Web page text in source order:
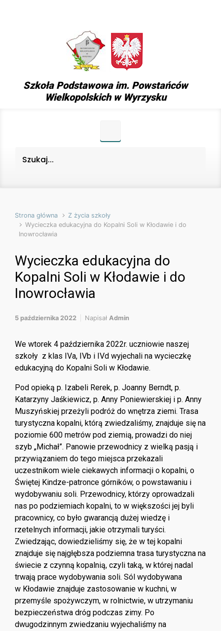
Szkoła Podstawowa im. Powstańców
Wielkopolskich w Wyrzysku
Strona główna
Z życia szkoły
Wycieczka edukacyjna do Kopalni Soli w Kłodawie i do
Inowrocławia
Wycieczka edukacyjna do
Kopalni Soli w Kłodawie i do
Inowrocławia
5 października 2022 Napisał Admin
We wtorek 4 października 2022r. uczniowie naszej
szkoły z klas IVa, IVb i IVd wyjechali na wycieczkę
edukacyjną do Kopalni Soli w Kłodawie.
Pod opieką p. Izabeli Rerek, p. Joanny Berndt, p.
Katarzyny Jaśkiewicz, p. Anny Poniewierskiej i p. Anny
Muszyńskiej przeżyli podróż do wnętrza ziemi. Trasa
turystyczna kopalni, którą zwiedzaliśmy, znajduje się na
poziomie 600 metrów pod ziemią, prowadzi do niej
szyb „Michał”. Panowie przewodnicy z wielką pasją i
przywiązaniem do tego miejsca przekazali
uczestnikom wiele ciekawych informacji o kopalni, o
Świętej Kindze-patronce górników, o powstawaniu i
wydobywaniu soli. Przewodnicy, którzy oprowadzali
nas po podziemiach kopalni, to w większości jej byli
pracownicy, co było gwarancją dużej wiedzę i
rzetelnych informacji, jakie otrzymali turyści.
Zwiedzając, dowiedzieliśmy się, że w tej kopalni
znajduje się najgłębsza podziemna trasa turystyczna na
świecie z czynną kopalnią, czyli taką, w której nadal
trwają prace wydobywania soli. Sól wydobywana
w Kłodawie znajduje zastosowanie w kuchni, w
przemyśle spożywczym, w rolnictwie, w utrzymaniu
bezpieczeństwa dróg podczas zimy. Po
dwugodzinnym zwiedzaniu wyjechaliśmy na